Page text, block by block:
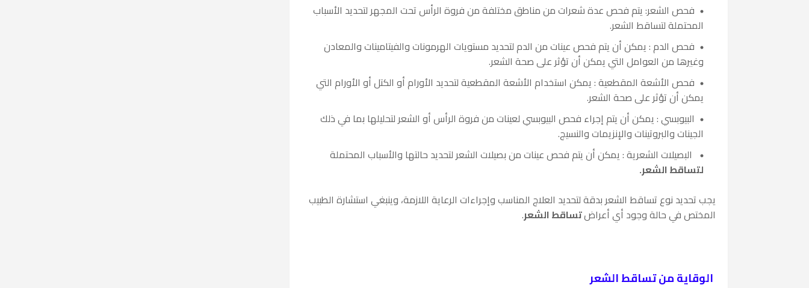
فحص الشعر: يتم فحص عدة شعرات من مناطق مختلفة من فروة الرأس تحت المجهر لتحديد الأسباب
المحتملة لتساقط الشعر.
فحص الدم : يمكن أن يتم فحص عينات من الدم لتحديد مستويات الهرمونات والفيتامينات والمعادن
وغيرها من العوامل التي يمكن أن تؤثر على صحة الشعر.
فحص الأشعة المقطعية : يمكن استخدام الأشعة المقطعية لتحديد الأورام أو الكتل أو الأورام التي
يمكن أن تؤثر على صحة الشعر.
البيوبسي : يمكن أن يتم إجراء فحص البيوبسي لعينات من فروة الرأس أو الشعر لتحليلها بما في ذلك
الجينات والبروتينات والإنزيمات والنسيج.
البصيلات الشعرية : يمكن أن يتم فحص عينات من بصيلات الشعر لتحديد حالتها والأسباب المحتملة
لتساقط الشعر.
يجب تحديد نوع تساقط الشعر بدقة لتحديد العلاج المناسب وإجراءات الرعاية اللازمة، وينبغي استشارة الطبيب
المختص في حالة وجود أي أعراضتساقط الشعر.
الوقاية من تساقط الشعر